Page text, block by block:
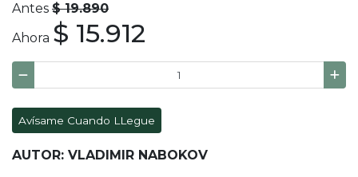
Antes $ 19.890
Ahora $ 15.912
Avísame Cuando LLegue
AUTOR: VLADIMIR NABOKOV